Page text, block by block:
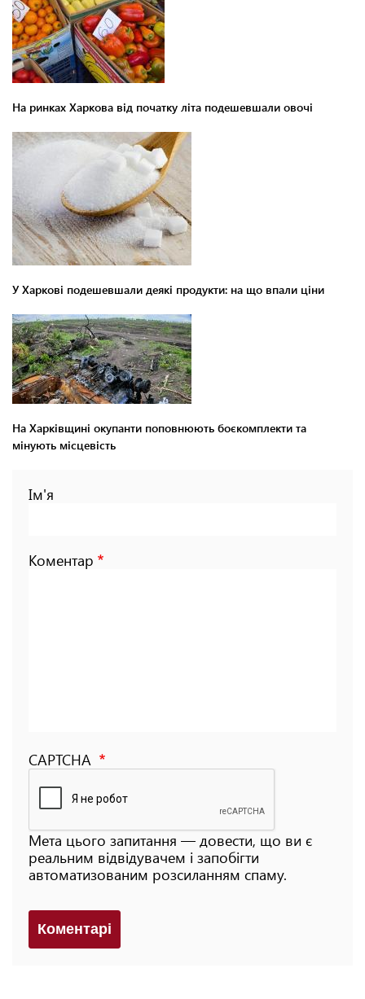
На ринках Харкова від початку літа подешевшали овочі
У Харкові подешевшали деякі продукти: на що впали ціни
На Харківщині окупанти поповнюють боєкомплекти та
мінують місцевість
Ім'я
Коментар
CAPTCHA
Мета цього запитання — довести, що ви є
реальним відвідувачем і запобігти
автоматизованим розсиланням спаму.
Коментарi